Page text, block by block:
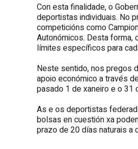
Con esta finalidade, o
deportistas individuais. No
competicións como
Autonómicos. Desta forma,
límites específicos para
Neste sentido, nos pregos
apoio económico a través
pasado 1 de xaneiro e o 31
As e os deportistas
bolsas en cuestión xa
prazo de 20 días naturais a